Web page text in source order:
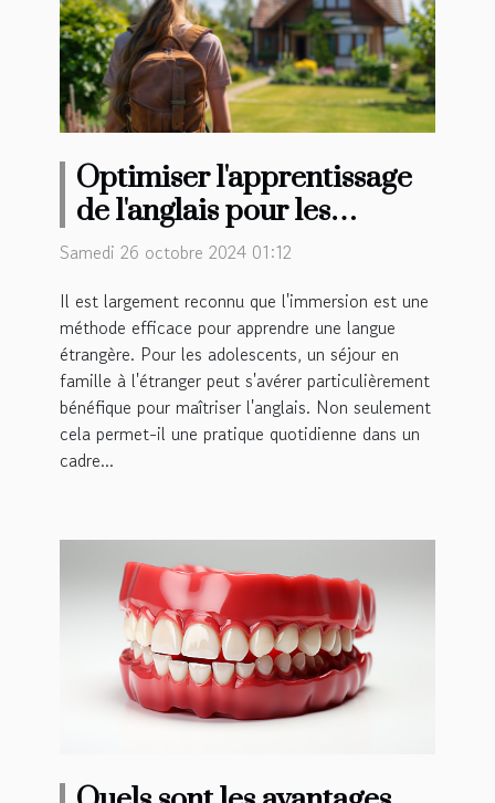
Optimiser l'apprentissage
de l'anglais pour les
adolescents avec un séjour
Samedi 26 octobre 2024 01:12
Il est largement reconnu que l'immersion est une
méthode efficace pour apprendre une langue
étrangère. Pour les adolescents, un séjour en
famille à l'étranger peut s'avérer particulièrement
bénéfique pour maîtriser l'anglais. Non seulement
cela permet-il une pratique quotidienne dans un
cadre...